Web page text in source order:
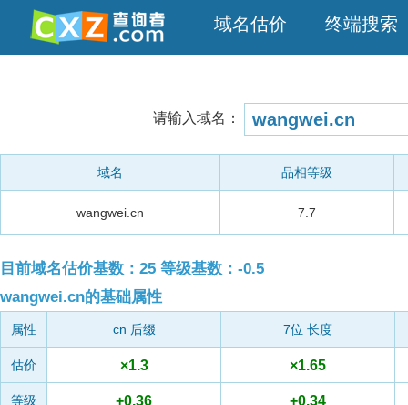
域名估价 终端搜索
请输入域名：
域名 品相等级
wangwei.cn 7.7
目前域名估价基数：25 等级基数：-0.5
wangwei.cn的基础属性
属性
估价
等级
cn 后缀
×1.3
+0.36
7位 长度
×1.65
+0.34